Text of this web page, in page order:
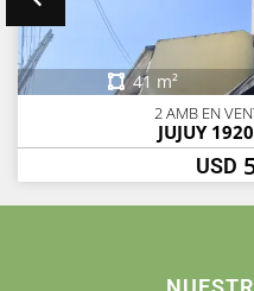
41 m²
2 AMB EN
JUJUY
USD